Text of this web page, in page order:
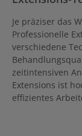
Je präziser das
Professionelle
verschiedene
zeitintensiven
Extensions ist
effizientes